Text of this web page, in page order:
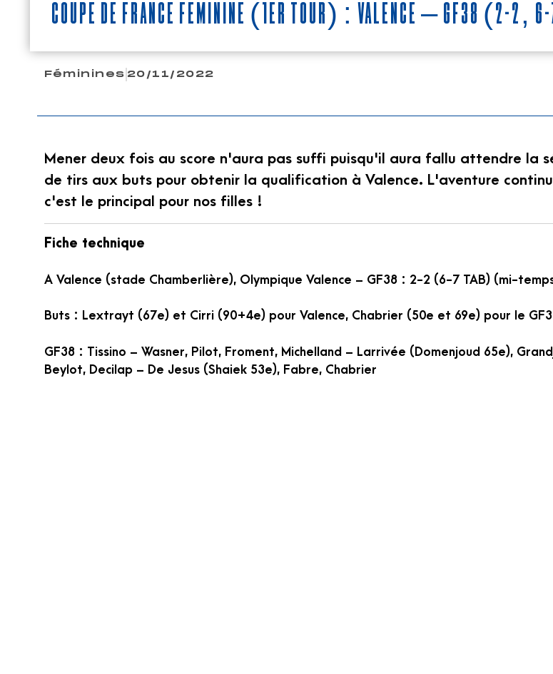
Coupe de France féminine (1er tour) : Valence – GF38 (2-2,
Féminines 20/11/2022
Mener deux fois au score n'aura pas suffi puisqu'il aura fallu attendre la
de tirs aux buts pour obtenir la qualification à Valence. L'aventure
c'est le principal pour nos filles !
Fiche technique
A Valence (stade Chamberlière), Olympique Valence – GF38 : 2-2 (6-7 TAB) (mi-
Buts : Lextrayt (67e) et Cirri (90+4e) pour Valence, Chabrier (50e et 69e) pour le
GF38 : Tissino – Wasner, Pilot, Froment, Michelland – Larrivée (Domenjoud 65e),
Beylot, Decilap – De Jesus (Shaiek 53e), Fabre, Chabrier